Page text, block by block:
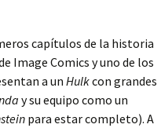
capítulos de la historia
Image Comics y uno de los
a un Hulkcon grandes
y su equipo como un
para estar completo). A